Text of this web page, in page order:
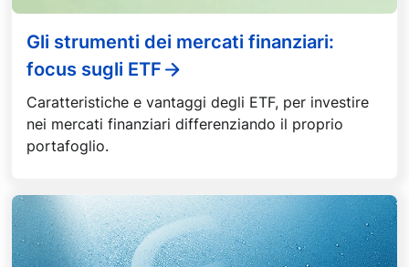
Gli strumenti dei mercati finanziari:
focus sugli ETF
Caratteristiche e vantaggi degli ETF, per investire
nei mercati finanziari differenziando il proprio
portafoglio.